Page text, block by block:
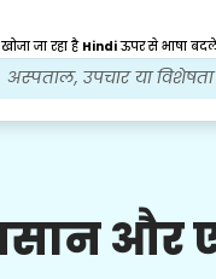
जा रहा हैHindiऊपर से भाषा
आसान